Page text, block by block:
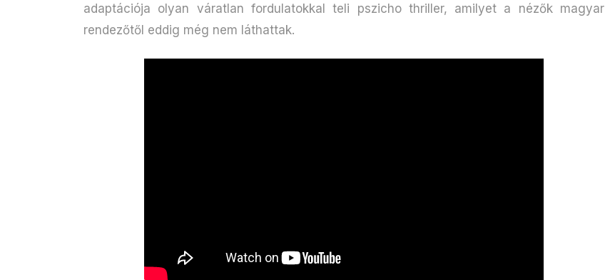
adaptációja olyan váratlan fordulatokkal teli pszicho thriller, amilyet a nézők magyar
rendezőtől eddig még nem láthattak.